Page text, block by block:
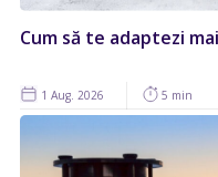
Cum să te adaptezi
1 Aug. 2026 5 min